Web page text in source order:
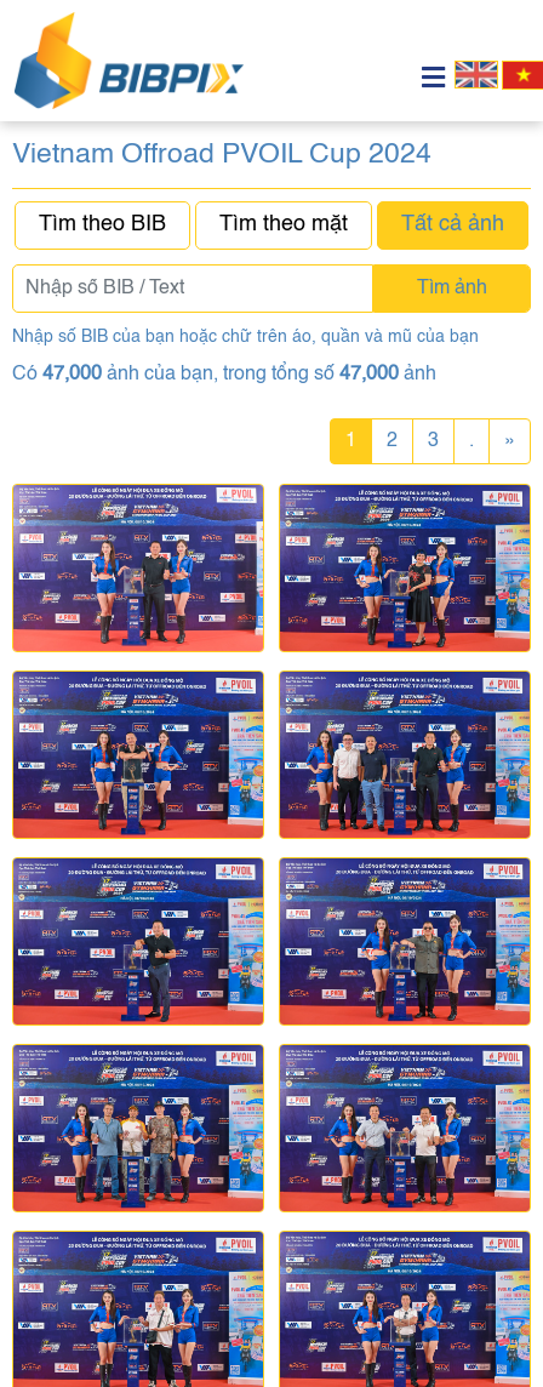
Vietnam Offroad PVOIL Cup 2024
Tìm theo BIB Tìm theo mặt Tất cả ảnh
Tìm ảnh
Nhập số BIB của bạn hoặc chữ trên áo, quần và mũ của bạn
Có 47,000 ảnh của bạn, trong tổng số 47,000 ảnh
1 2 3 . »